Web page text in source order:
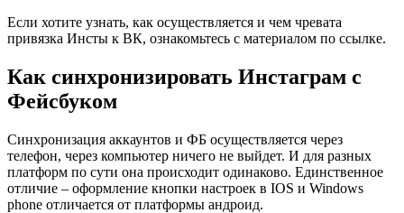
Если хотите узнать, как осуществляется и чем чревата
привязка Инсты к ВК, ознакомьтесь с материалом по ссылке.
Как синхронизировать Инстаграм с
Фейсбуком
Синхронизация аккаунтов и ФБ осуществляется через
телефон, через компьютер ничего не выйдет. И для разных
платформ по сути она происходит одинаково. Единственное
отличие – оформление кнопки настроек в IOS и Windows
phone отличается от платформы андроид.